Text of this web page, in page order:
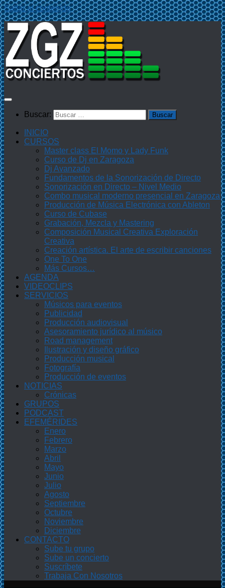
Saltar al contenido
Buscar:
INICIO
CURSOS
Master class El Momo y Lady Funk
Curso de Dj en Zaragoza
Dj Avanzado
Fundamentos de la Sonorización de Directo
Sonorización en Directo – Nivel Medio
Combo musical moderno presencial en Zaragoza
Producción de Música Electrónica con Ableton
Curso de Cubase
Grabación, Mezcla y Mastering
Composición Musical Creativa Exploración
Creativa
Creación artística. El arte de escribir canciones
One To One
Más Cursos…
AGENDA
VIDEOCLIPS
SERVICIOS
Músicos para eventos
Publicidad
Producción audiovisual
Asesoramiento jurídico al músico
Road management
Ilustración y diseño gráfico
Producción musical
Fotografía
Producción de eventos
NOTICIAS
Crónicas
GRUPOS
PODCAST
EFEMÉRIDES
Enero
Febrero
Marzo
Abril
Mayo
Junio
Julio
Agosto
Septiembre
Octubre
Noviembre
Diciembre
CONTACTO
Sube tu grupo
Sube un concierto
Suscríbete
Trabaja Con Nosotros